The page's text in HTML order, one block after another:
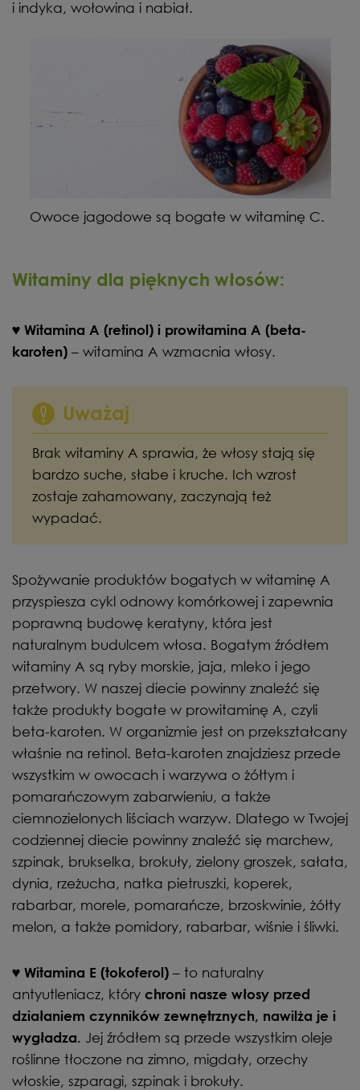
i indyka, wołowina i nabiał.
Owoce jagodowe są bogate w witaminę C.
Witaminy dla pięknych włosów:
♥ Witamina A (retinol) i prowitamina A (beta-
karoten) – witamina A wzmacnia włosy.
Uważaj
Brak witaminy A sprawia, że włosy stają się
bardzo suche, słabe i kruche. Ich wzrost
zostaje zahamowany, zaczynają też
wypadać.
Spożywanie produktów bogatych w witaminę A
przyspiesza cykl odnowy komórkowej i zapewnia
poprawną budowę keratyny, która jest
naturalnym budulcem włosa. Bogatym źródłem
witaminy A są ryby morskie, jaja, mleko i jego
przetwory. W naszej diecie powinny znaleźć się
także produkty bogate w prowitaminę A, czyli
beta-karoten. W organizmie jest on przekształcany
właśnie na retinol. Beta-karoten znajdziesz przede
wszystkim w owocach i warzywa o żółtym i
pomarańczowym zabarwieniu, a także
ciemnozielonych liściach warzyw. Dlatego w Twojej
codziennej diecie powinny znaleźć się marchew,
szpinak, brukselka, brokuły, zielony groszek, sałata,
dynia, rzeżucha, natka pietruszki, koperek,
rabarbar, morele, pomarańcze, brzoskwinie, żółty
melon, a także pomidory, rabarbar, wiśnie i śliwki.
♥ Witamina E (tokoferol) – to naturalny
antyutleniacz, który chroni nasze włosy przed
działaniem czynników zewnętrznych, nawilża je i
wygładza.
Jej źródłem są przede wszystkim oleje
roślinne tłoczone na zimno, migdały, orzechy
włoskie, szparagi, szpinak i brokuły.